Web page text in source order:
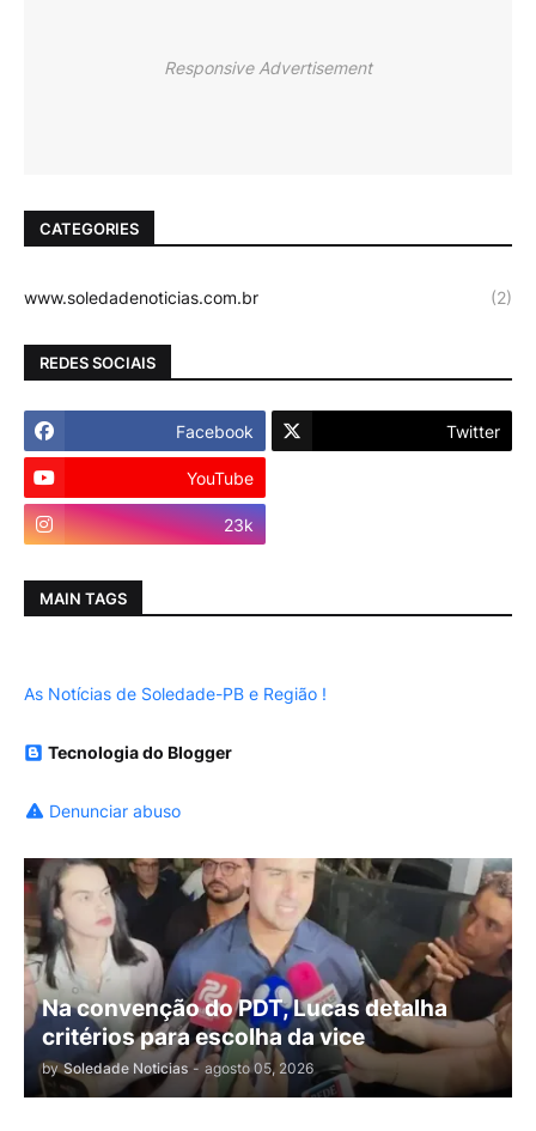
Responsive Advertisement
CATEGORIES
www.soledadenoticias.com.br (2)
REDES SOCIAIS
Facebook Twitter
YouTube
23k
MAIN TAGS
As Notícias de Soledade-PB e Região !
Tecnologia do Blogger
Denunciar abuso
Na convenção do PDT, Lucas detalha
critérios para escolha da vice
by Soledade Noticias - agosto 05, 2026